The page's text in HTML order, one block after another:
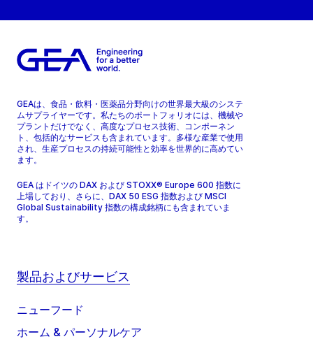
GEAは、食品・飲料・医薬品分野向けの世界最大級のシステ
ムサプライヤーです。私たちのポートフォリオには、機械や
プラントだけでなく、高度なプロセス技術、コンポーネン
ト、包括的なサービスも含まれています。多様な産業で使用
され、生産プロセスの持続可能性と効率を世界的に高めてい
ます。
GEA はドイツの DAX および STOXX® Europe 600 指数に
上場しており、さらに、DAX 50 ESG 指数および MSCI
Global Sustainability 指数の構成銘柄にも含まれていま
す。
製品およびサービス
ニューフード
ホーム & パーソナルケア